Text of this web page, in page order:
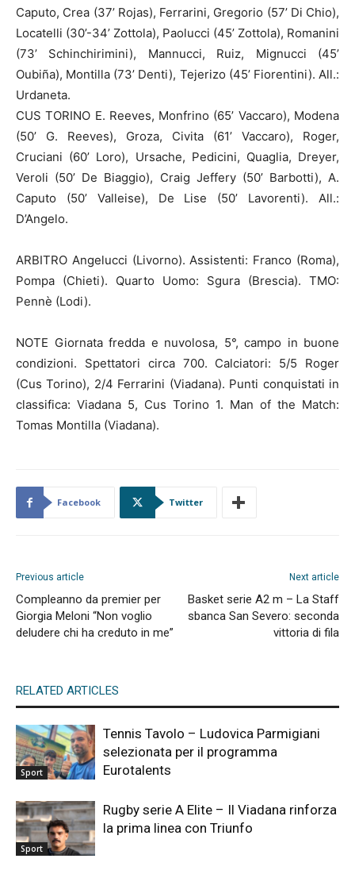
Caputo, Crea (37’ Rojas), Ferrarini, Gregorio (57’ Di Chio),
Locatelli (30’-34’ Zottola), Paolucci (45’ Zottola), Romanini
(73’ Schinchirimini), Mannucci, Ruiz, Mignucci (45’
Oubiña), Montilla (73’ Denti), Tejerizo (45’ Fiorentini). All.:
Urdaneta.
CUS TORINO E. Reeves, Monfrino (65’ Vaccaro), Modena
(50’ G. Reeves), Groza, Civita (61’ Vaccaro), Roger,
Cruciani (60’ Loro), Ursache, Pedicini, Quaglia, Dreyer,
Veroli (50’ De Biaggio), Craig Jeffery (50’ Barbotti), A.
Caputo (50’ Valleise), De Lise (50’ Lavorenti). All.:
D’Angelo.
ARBITRO Angelucci (Livorno). Assistenti: Franco (Roma),
Pompa (Chieti). Quarto Uomo: Sgura (Brescia). TMO:
Pennè (Lodi).
NOTE Giornata fredda e nuvolosa, 5°, campo in buone
condizioni. Spettatori circa 700. Calciatori: 5/5 Roger
(Cus Torino), 2/4 Ferrarini (Viadana). Punti conquistati in
classifica: Viadana 5, Cus Torino 1. Man of the Match:
Tomas Montilla (Viadana).
Facebook Twitter
Previous article
Compleanno da premier per
Giorgia Meloni “Non voglio
deludere chi ha creduto in me”
Next article
Basket serie A2 m – La Staff
sbanca San Severo: seconda
vittoria di fila
RELATED ARTICLES
Sport
Tennis Tavolo – Ludovica Parmigiani
selezionata per il programma
Eurotalents
Sport
Rugby serie A Elite – Il Viadana rinforza
la prima linea con Triunfo